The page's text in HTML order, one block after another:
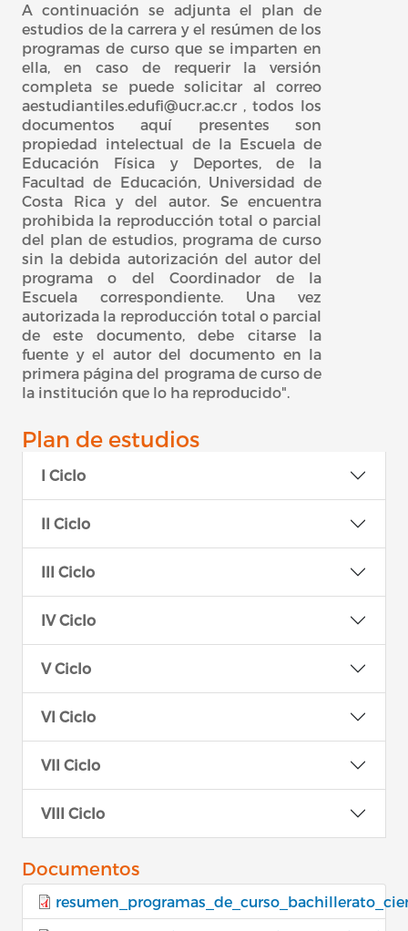
A continuación se adjunta el plan de
estudios de la carrera y el resúmen de los
programas de curso que se imparten en
ella, en caso de requerir la versión
completa se puede solicitar al correo
aestudiantiles.edufi@ucr.ac.cr , todos los
documentos aquí presentes son
propiedad intelectual de la Escuela de
Educación Física y Deportes, de la
Facultad de Educación, Universidad de
Costa Rica y del autor. Se encuentra
prohibida la reproducción total o parcial
del plan de estudios, programa de curso
sin la debida autorización del autor del
programa o del Coordinador de la
Escuela correspondiente. Una vez
autorizada la reproducción total o parcial
de este documento, debe citarse la
fuente y el autor del documento en la
primera página del programa de curso de
la institución que lo ha reproducido".
Plan de estudios
I Ciclo
II Ciclo
III Ciclo
IV Ciclo
V Ciclo
VI Ciclo
VII Ciclo
VIII Ciclo
Documentos